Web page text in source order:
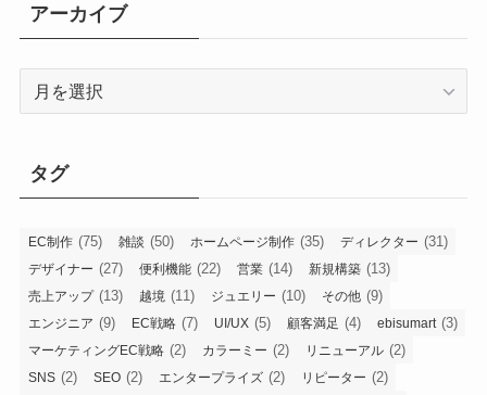
アーカイブ
ブ
タグ
EC制作 (75) 雑談 (50) ホームページ制作 (35) ディレクター (31)
デザイナー (27) 便利機能 (22) 営業 (14) 新規構築 (13)
売上アップ(13) 越境 (11) ジュエリー (10) その他 (9)
エンジニア (9) EC戦略 (7) UI/UX (5) 顧客満足 (4) ebisumart(3)
マーケティングEC戦略 (2) カラーミー (2) リニューアル (2)
SNS (2) SEO (2) エンタープライズ (2) リピーター (2)